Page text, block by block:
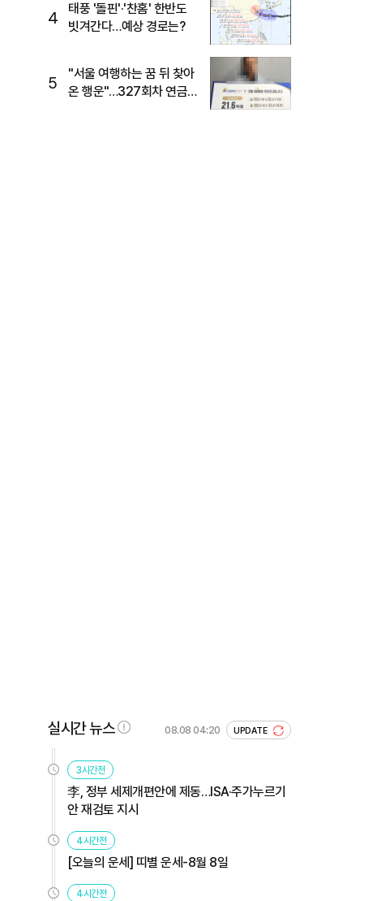
4
태풍 '돌핀'·'찬홈' 한반도
빗겨간다…예상 경로는?
5
"서울 여행하는 꿈 뒤 찾아
온 행운"…327회차 연금
실시간 뉴스 08.08 04:20 UPDATE
3시간전
李, 정부 세제개편안에 제동…ISA·주가누르기
안 재검토 지시
4시간전
[오늘의 운세] 띠별 운세-8월 8일
4시간전